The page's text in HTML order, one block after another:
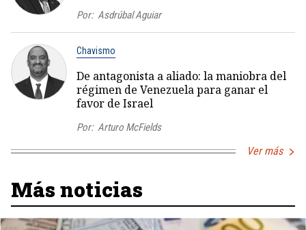
Por: Asdrúbal Aguiar
Chavismo
De antagonista a aliado: la maniobra del
régimen de Venezuela para ganar el
favor de Israel
Por: Arturo McFields
Ver más
Más noticias